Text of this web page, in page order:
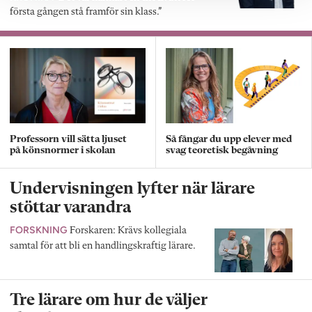
första gången stå framför sin klass.”
Professorn vill sätta ljuset
på könsnormer i skolan
Så fångar du upp elever med
svag teoretisk begåvning
Undervisningen lyfter när lärare
stöttar varandra
FORSKNING Forskaren: Krävs kollegiala
samtal för att bli en handlingskraftig lärare.
Tre lärare om hur de väljer